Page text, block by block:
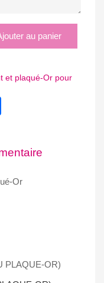
au panier
et plaqué-Or pour
Or